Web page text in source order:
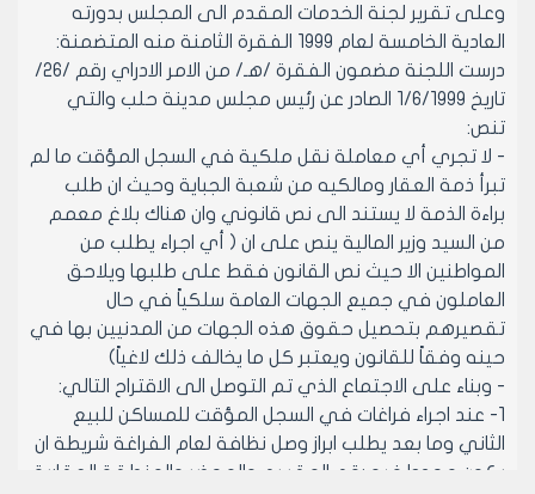
وعلى تقرير لجنة الخدمات المقدم الى المجلس بدورته
العادية الخامسة لعام 1999 الفقرة الثامنة منه المتضمنة:
درست اللجنة مضمون الفقرة /هـ/ من الامر الادراي رقم /26/
تاريخ 1/6/1999 الصادر عن رئيس مجلس مدينة حلب والتي
تنص:
- لا تجري أي معاملة نقل ملكية في السجل المؤقت ما لم
تبرأ ذمة العقار ومالكيه من شعبة الجباية وحيث ان طلب
براءة الذمة لا يستند الى نص قانوني وان هناك بلاغ معمم
من السيد وزير المالية ينص على ان ( أي اجراء يطلب من
المواطنين الا حيث نص القانون فقط على طلبها ويلاحق
العاملون في جميع الجهات العامة سلكياً في حال
تقصيرهم بتحصيل حقوق هذه الجهات من المدنيين بها في
حينه وفقاً للقانون ويعتبر كل ما يخالف ذلك لاغياً)
- وبناء على الاجتماع الذي تم التوصل الى الاقتراح التالي:
1- عند اجراء فراغات في السجل المؤقت للمساكن للبيع
الثاني وما بعد يطلب ابراز وصل نظافة لعام الفراغة شريطة ان
يكون محددا فيه رقم المقسم والمحضر والمنطقة العقارية